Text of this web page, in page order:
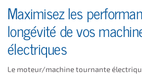
Maximisez les
longévité de vos
électriques
Le moteur/machine tournante